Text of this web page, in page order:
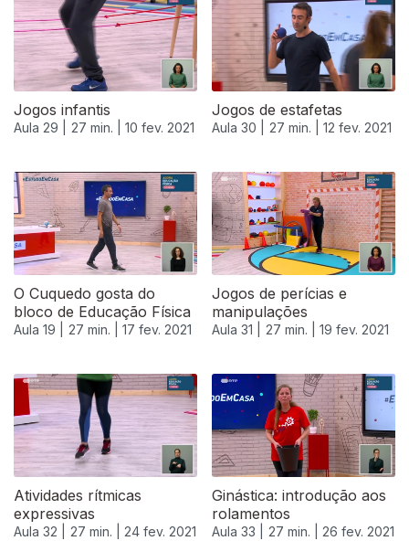
Jogos infantis
Aula 29 | 27 min. | 10 fev. 2021
Jogos de estafetas
Aula 30 | 27 min. | 12 fev. 2021
O Cuquedo gosta do
bloco de Educação Física
Aula 19 | 27 min. | 17 fev. 2021
Jogos de perícias e
manipulações
Aula 31 | 27 min. | 19 fev. 2021
Atividades rítmicas
expressivas
Aula 32 | 27 min. | 24 fev. 2021
Ginástica: introdução aos
rolamentos
Aula 33 | 27 min. | 26 fev. 2021